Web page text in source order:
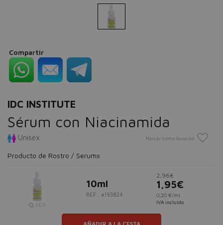
Compartir
IDC INSTITUTE
Sérum con Niacinamida
Unisex Marcar como favorito
Producto de Rostro / Serums
VER
10ml
REF.: #193824
2,96€
1,95€
0,20 €/ml
IVA incluido
AÑADIR A LA CESTA